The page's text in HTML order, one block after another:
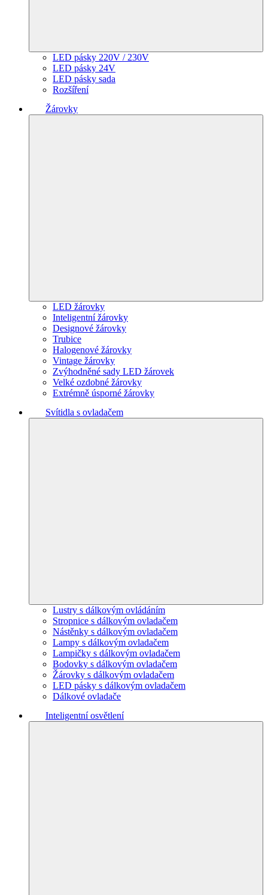
LED pásky 220V / 230V
LED pásky 24V
LED pásky sada
Rozšíření
Žárovky
LED žárovky
Inteligentní žárovky
Designové žárovky
Trubice
Halogenové žárovky
Vintage žárovky
Zvýhodněné sady LED žárovek
Velké ozdobné žárovky
Extrémně úsporné žárovky
Svítidla s ovladačem
Lustry s dálkovým ovládáním
Stropnice s dálkovým ovladačem
Nástěnky s dálkovým ovladačem
Lampy s dálkovým ovladačem
Lampičky s dálkovým ovladačem
Bodovky s dálkovým ovladačem
Žárovky s dálkovým ovladačem
LED pásky s dálkovým ovladačem
Dálkové ovladače
Inteligentní osvětlení